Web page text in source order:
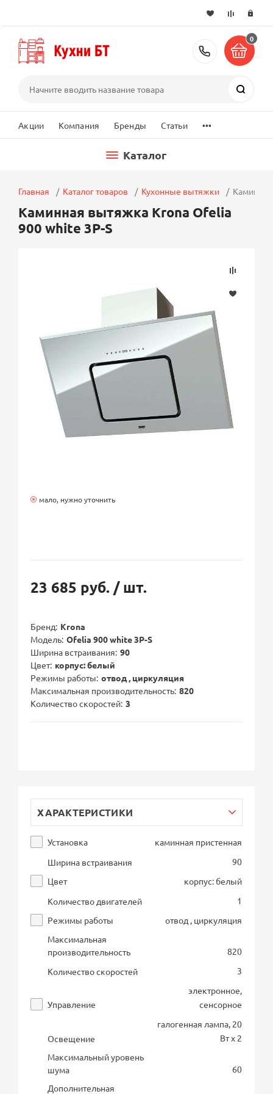
+7 (495)
0
Акции Компания Бренды Статьи ...
Каталог
Главная Каталог товаров Кухонные вытяжки
Каминная вытяжка Krona Ofelia
900 white 3P-S
мало, нужно уточнить
23 685 руб. / шт.
Бренд Krona
Модель Ofelia 900 white 3P-S
Ширина встраивания 90
Цвет корпус: белый
Режимы работы отвод , циркуляция
Максимальная производительность 820
Количество скоростей 3
ХАРАКТЕРИСТИКИ
Установка
каминная пристенная
Ширина встраивания
90
Цвет
корпус: белый
Количество двигателей
1
Режимы работы
отвод , циркуляция
Максимальная
производительность
820
Количество скоростей
3
Управление
электронное,
сенсорное
Освещение
галогенная лампа, 20
Вт х 2
Максимальный уровень
шума
60
Дополнительная